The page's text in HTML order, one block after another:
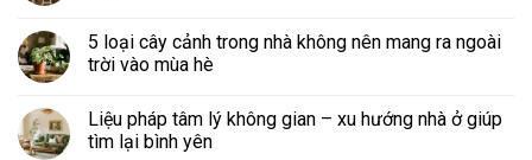
5 loại cây cảnh trong nhà không nên mang ra ngoài
trời vào mùa hè
Liệu pháp tâm lý không gian – xu hướng nhà ở giúp
tìm lại bình yên